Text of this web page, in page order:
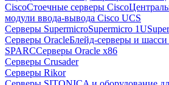
CiscoСтоечные серверы Cisco
модули ввода-вывода Cisco UCS
Серверы SupermicroSupermicro 1U
Серверы OracleБлейд-серверы и шасси
SPARCСерверы Oracle x86
Серверы Crusader
Серверы Rikor